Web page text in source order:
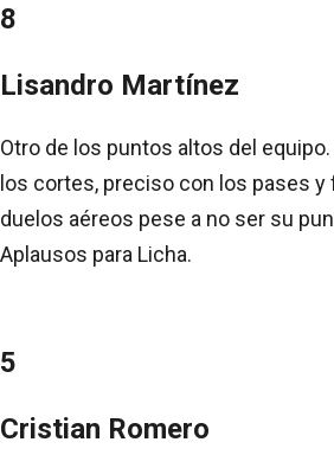
8
Lisandro Martínez
Otro de los puntos altos del
los cortes, preciso con los pases y
duelos aéreos pese a no ser su
Aplausos para Licha.
5
Cristian Romero